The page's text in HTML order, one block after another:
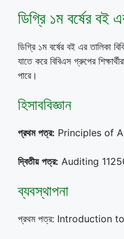
ডিগ্রি ১ম বর্ষের বই
ডিগ্রি ১ম বর্ষের বই এর তালিকা
যাতে করে বিবিএস গ্রুপের
পারে।
হিসাববিজ্ঞান
প্রথম পত্র: Principles of
দ্বিতীয় পত্র: Auditing
ব্যবস্থাপনা
প্রথম পত্র: Introduction